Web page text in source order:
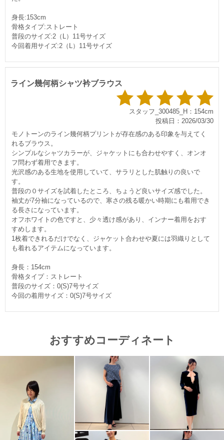
身長:153cm
骨格タイプ:ストレート
普段のサイズ:2（L）11号サイズ
今回着用サイズ:2（L）11号サイズ
ライン幾何柄シャツ衿ブラウス
スタッフ_300485_H：154cm
投稿日：2026/03/30
モノトーンのライン幾何柄プリントが存在感のある印象を与えてく
れるブラウス。
シンプルなシャツカラーが、ジャケットにも合わせやすく、オンオ
フ問わず着用できます。
光沢感のある生地を使用していて、サラリとした肌触りの良いで
す。
普段の０サイズを試着したところ、ちょうど良いサイズ感でした。
袖丈が7分袖になっているので、寒さの残る暖かい時期にも着用でき
る長さになっています。
オフホワイトの色ですと、少々透け感があり、インナー着用をおす
すめします。
1枚着できれるだけでなく、ジャケット合わせや夏には羽織りとして
も着れるアイテムになっています。
身長：154cm
骨格タイプ：ストレート
普段のサイズ：0(S)7号サイズ
今回の着用サイズ：0(S)7号サイズ
おすすめコーディネート